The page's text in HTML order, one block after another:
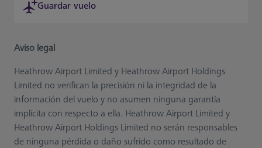
Guardar vuelo
Aviso legal
Heathrow Airport Limited y Heathrow Airport Holdings
Limited no verifican la precisión ni la integridad de la
información del vuelo y no asumen ninguna garantía
implícita con respecto a ella. Heathrow Airport Limited y
Heathrow Airport Holdings Limited no serán responsables
de ninguna pérdida o daño sufrido como resultado de